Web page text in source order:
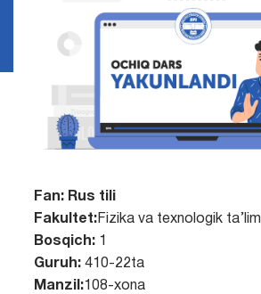
Fan: Rus tili
Fakultet:Fizika va texnologik ta’lim
Bosqich: 1
Guruh:410-22ta
Manzil:108-xona